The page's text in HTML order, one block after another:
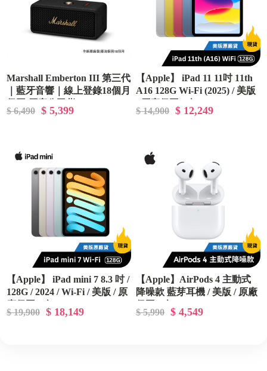
Marshall Emberton III 第三代
｜藍牙音響｜線上登錄18個月
$ 6,490 $ 5,399
【Apple】 iPad 11 11吋 11th
A16 128G Wi-Fi (2025) / 美版
$ 14,900 $ 12,249
【Apple】 iPad mini 7 8.3 吋 /
128G / 2024 / Wi-Fi / 美版 / 原
$ 19,900 $ 18,149
【Apple】AirPods 4 主動式
降噪款 藍芽耳機 / 美版 / 原廠
$ 5,990 $ 4,549